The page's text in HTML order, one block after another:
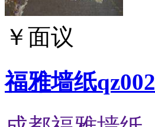
￥面议
福雅墙纸qz002